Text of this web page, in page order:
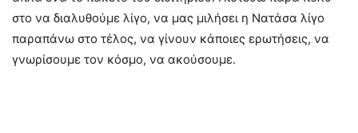
στο να διαλυθούμε λίγο, να μας μιλήσει η Νατάσα λίγο
παραπάνω στο τέλος, να γίνουν κάποιες ερωτήσεις, να
γνωρίσουμε τον κόσμο, να ακούσουμε.